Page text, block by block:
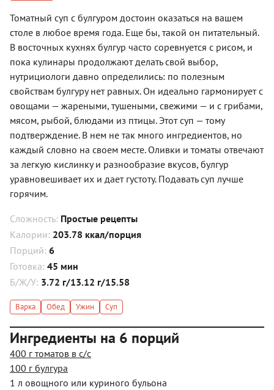
Томатный суп с булгуром достоин оказаться на вашем
столе в любое время года. Еще бы, такой он питательный.
В восточных кухнях булгур часто соревнуется с рисом, и
пока кулинары продолжают делать свой выбор,
нутрициологи давно определились: по полезным
свойствам булгуру нет равных. Он идеально гармонирует с
овощами — жареными, тушеными, свежими — и с грибами,
мясом, рыбой, блюдами из птицы. Этот суп — тому
подтверждение. В нем не так много ингредиентов, но
каждый словно на своем месте. Оливки и томаты отвечают
за легкую кислинку и разнообразие вкусов, булгур
уравновешивает их и дает густоту. Подавать суп лучше
горячим.
Сложность: Простые рецепты
Калории: 203.78 ккал/порция
Порций: 6
Готовка: 45 мин
Б/Ж/У: 3.72 г/13.12 г/15.58
Варка Обед Ужин Суп
Ингредиенты на 6 порций
400 г томатов в с/с
100 г булгура
1 л овощного или куриного бульона